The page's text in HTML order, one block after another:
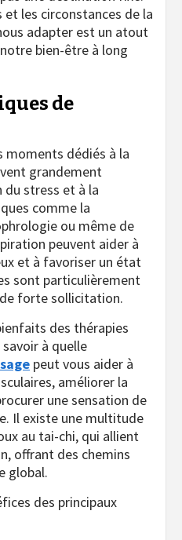
et les circonstances de la
adapter est un atout
bien-être à long
de
moments dédiés à la
grandement
stress et à la
comme la
ou même de
peuvent aider à
et à favoriser un état
sont particulièrement
forte sollicitation.
des thérapies
à quelle
peut vous aider à
améliorer la
une sensation de
Il existe une multitude
au tai-chi, qui allient
offrant des chemins
global.
des principaux